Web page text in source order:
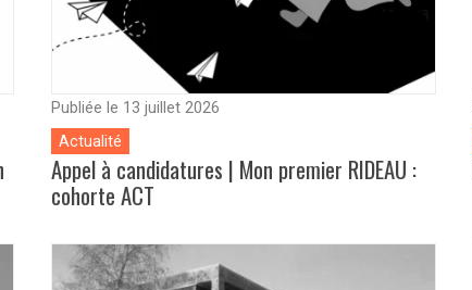
Publiée le 13 juillet 2026
Actualité
Appel à candidatures | Mon premier RIDEAU :
cohorte ACT